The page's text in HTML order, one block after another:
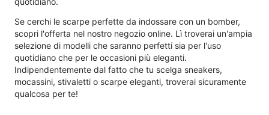
Se cerchi le scarpe perfette da indossare con un bomber,
scopri l'offerta nel nostro negozio online. Lì troverai un'ampia
selezione di modelli che saranno perfetti sia per l'uso
quotidiano che per le occasioni più eleganti.
Indipendentemente dal fatto che tu scelga sneakers,
mocassini, stivaletti o scarpe eleganti, troverai sicuramente
qualcosa per te!